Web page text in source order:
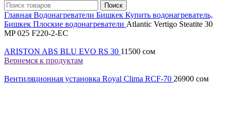
Поиск
Главная Водонагреватели Бишкек Купить водонагреватель,
Бишкек Плоские водонагреватели Atlantic Vertigo Steatite 30
MP 025 F220-2-EC
ARISTON ABS BLU EVO RS 30 11500 сом
Вернемся к продуктам
Вентиляционная установка Royal Clima RCF-70 26900 сом